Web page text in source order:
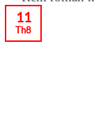
11
Th8